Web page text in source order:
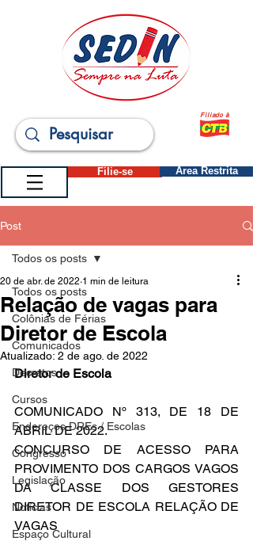
Filiado à
Filie-se Área Restrita
Post
Todos os posts
Colônias de Férias
Comunicados
Decretos
Cursos
Endereços DREs / Escolas
Congresso
Legislação
Notícias
Espaço Cultural
Todos os posts
Relação de vagas para
Diretor de Escola
20 de abr. de 2022 1 min de leitura
Atualizado: 2 de ago. de 2022
Diretor de Escola
COMUNICADO Nº 313, DE 18 DE
ABRIL DE 2022.
CONCURSO DE ACESSO PARA
PROVIMENTO DOS CARGOS VAGOS
DA CLASSE DOS GESTORES
DIRETOR DE ESCOLA RELAÇÃO DE
VAGAS